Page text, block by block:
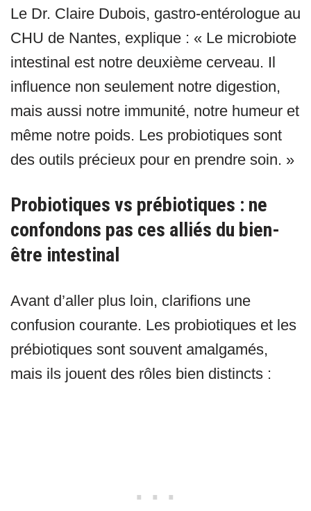
Le Dr. Claire Dubois, gastro-entérologue au
CHU de Nantes, explique : « Le microbiote
intestinal est notre deuxième cerveau. Il
influence non seulement notre digestion,
mais aussi notre immunité, notre humeur et
même notre poids. Les probiotiques sont
des outils précieux pour en prendre soin. »
Probiotiques vs prébiotiques : ne
confondons pas ces alliés du bien-
être intestinal
Avant d’aller plus loin, clarifions une
confusion courante. Les probiotiques et les
prébiotiques sont souvent amalgamés,
mais ils jouent des rôles bien distincts :